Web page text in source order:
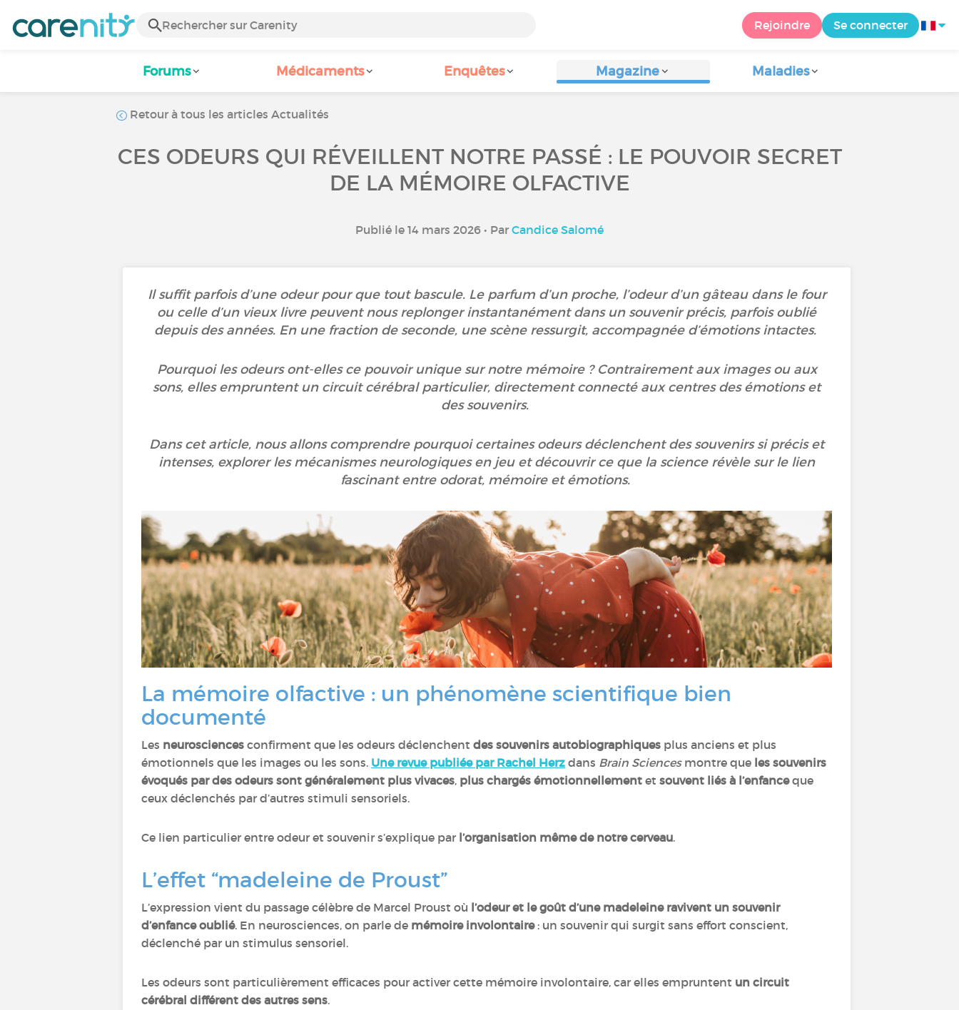
Rejoindre Se connecter
Forums Médicaments Enquêtes Magazine Maladies
Retour à tous les articles Actualités
CES ODEURS QUI RÉVEILLENT NOTRE PASSÉ : LE POUVOIR SECRET
DE LA MÉMOIRE OLFACTIVE
Publié le 14 mars 2026 • Par Candice Salomé
Il suffit parfois d’une odeur pour que tout bascule. Le parfum d’un proche, l’odeur d’un gâteau dans le four
ou celle d’un vieux livre peuvent nous replonger instantanément dans un souvenir précis, parfois oublié
depuis des années. En une fraction de seconde, une scène ressurgit, accompagnée d’émotions intactes.
Pourquoi les odeurs ont-elles ce pouvoir unique sur notre mémoire ? Contrairement aux images ou aux
sons, elles empruntent un circuit cérébral particulier, directement connecté aux centres des émotions et
des souvenirs.
Dans cet article, nous allons comprendre pourquoi certaines odeurs déclenchent des souvenirs si précis et
intenses, explorer les mécanismes neurologiques en jeu et découvrir ce que la science révèle sur le lien
fascinant entre odorat, mémoire et émotions.
La mémoire olfactive : un phénomène scientifique bien
documenté
Les neurosciences confirment que les odeurs déclenchent des souvenirs autobiographiques plus anciens et plus
émotionnels que les images ou les sons. Une revue publiée par Rachel Herz dans Brain Sciencesmontre que les souvenirs
évoqués par des odeurs sont généralement plus vivaces, plus chargés émotionnellement et souvent liés à l’enfanceque
ceux déclenchés par d’autres stimuli sensoriels.
Ce lien particulier entre odeur et souvenir s’explique par l’organisation même de notre cerveau.
L’effet “madeleine de Proust”
L’expression vient du passage célèbre de Marcel Proust où l’odeur et le goût d’une madeleine ravivent un souvenir
d’enfance oublié. En neurosciences, on parle de mémoire involontaire: un souvenir qui surgit sans effort conscient,
déclenché par un stimulus sensoriel.
Les odeurs sont particulièrement efficaces pour activer cette mémoire involontaire, car elles empruntent un circuit
cérébral différent des autres sens.